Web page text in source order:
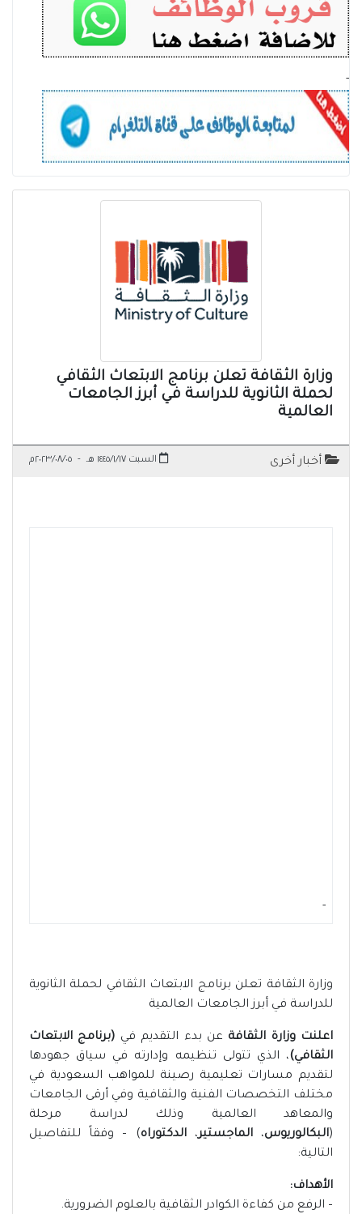
-
وزارة الثقافة تعلن برنامج الابتعاث الثقافي
لحملة الثانوية للدراسة في أبرز الجامعات
العالمية
أخبار أخرى السبت ١٤٤٥/١/١٧ هـ - ٢٠٢٣/٠٨/٠٥م
-
وزارة الثقافة تعلن برنامج الابتعاث الثقافي لحملة الثانوية
للدراسة في أبرز الجامعات العالمية
اعلنت وزارة الثقافة عن بدء التقديم في (برنامج الابتعاث
الثقافي)، الذي تتولى تنظيمه وإدارته في سياق جهودها
لتقديم مسارات تعليمية رصينة للمواهب السعودية في
مختلف التخصصات الفنية والثقافية وفي أرقى الجامعات
والمعاهد العالمية وذلك لدراسة مرحلة
(البكالوريوس،الماجستير،الدكتوراه) – وفقاً للتفاصيل
التالية:
الأهداف:
– الرفع من كفاءة الكوادر الثقافية بالعلوم الضرورية.